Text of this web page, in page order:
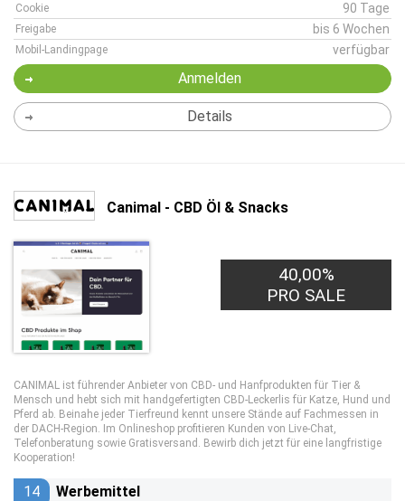
Cookie 90 Tage
Freigabe bis 6 Wochen
Mobil-Landingpage verfügbar
Anmelden
Details
Canimal - CBD Öl & Snacks
40,00%
PRO SALE
CANIMAL ist führender Anbieter von CBD- und Hanfprodukten für Tier &
Mensch und hebt sich mit handgefertigten CBD-Leckerlis für Katze, Hund und
Pferd ab. Beinahe jeder Tierfreund kennt unsere Stände auf Fachmessen in
der DACH-Region. Im Onlineshop profitieren Kunden von Live-Chat,
Telefonberatung sowie Gratisversand. Bewirb dich jetzt für eine langfristige
Kooperation!
14 Werbemittel